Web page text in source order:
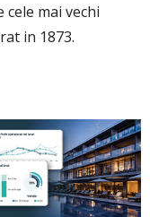
mai vechi
in 1873.